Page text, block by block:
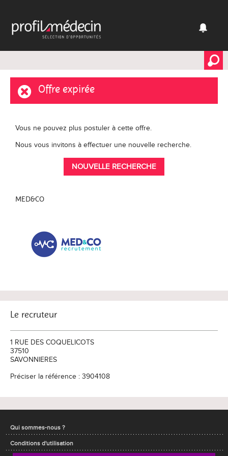
Offre expirée
Vous ne pouvez plus postuler à cette offre.
Nous vous invitons à effectuer une nouvelle recherche.
NOUVELLE RECHERCHE
MED&CO
Le recruteur
1 RUE DES COQUELICOTS
37510
SAVONNIERES
Préciser la référence : 3904108
Qui sommes-nous ?
Conditions d'utilisation